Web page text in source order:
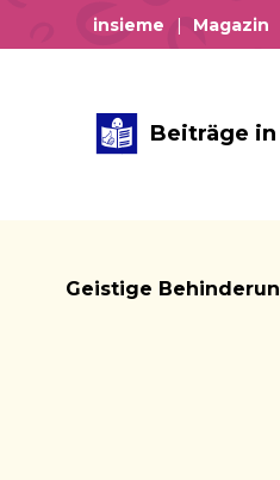
insieme Magazin
Beiträge
Geistige